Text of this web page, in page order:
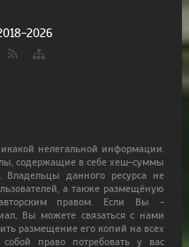
2026
нелегальной информации.
содержащие в себе хеш-суммы
Владельцы данного ресурса не
а также размещёную
правом. Если Вы -
Вы можете связаться с нами
размещение его копий на всех
право потребовать у вас